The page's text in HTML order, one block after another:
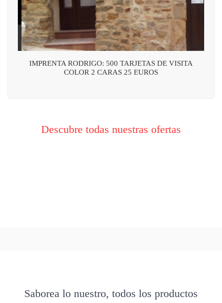
IMPRENTA RODRIGO: 500 TARJETAS DE VISITA
COLOR 2 CARAS 25 EUROS
Descubre todas nuestras ofertas
Saborea lo nuestro, todos los productos